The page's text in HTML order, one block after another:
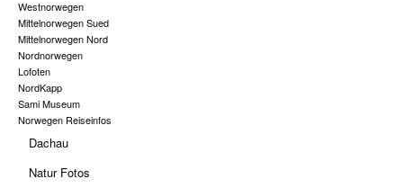
Westnorwegen
Mittelnorwegen Sued
Mittelnorwegen Nord
Nordnorwegen
Lofoten
NordKapp
Sami Museum
Norwegen Reiseinfos
Dachau
Natur Fotos